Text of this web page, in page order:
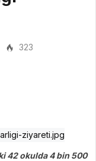
323
42 okulda 4 bin 500